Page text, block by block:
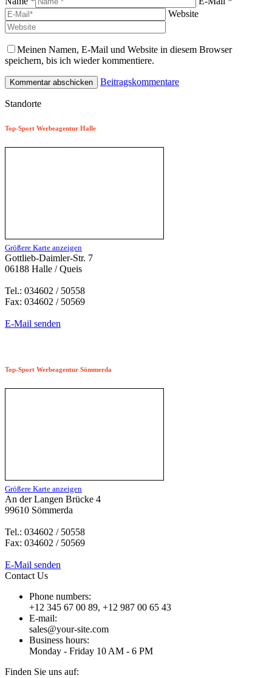
Website
Meinen Namen, E-Mail und Website in diesem Browser
speichern, bis ich wieder kommentiere.
Beitragskommentare
Standorte
Top-Sport Werbeagentur Halle
Größere Karte anzeigen
Gottlieb-Daimler-Str. 7
06188 Halle / Queis
Tel.: 034602 / 50558
Fax: 034602 / 50569
E-Mail senden
Top-Sport Werbeagentur Sömmerda
Größere Karte anzeigen
An der Langen Brücke 4
99610 Sömmerda
Tel.: 034602 / 50558
Fax: 034602 / 50569
E-Mail senden
Contact Us
Phone numbers:
+12 345 67 00 89, +12 987 00 65 43
E-mail:
sales@your-site.com
Business hours:
Monday - Friday 10 AM - 6 PM
Finden Sie uns auf: